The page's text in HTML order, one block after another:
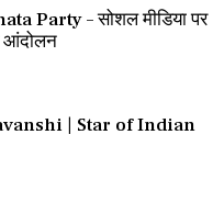
Party – सोशल मीडिया पर
आंदोलन
| Star of Indian